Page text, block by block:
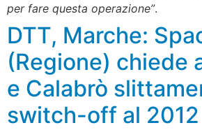
per fare questa operazione”.
DTT, Marche:
(Regione) chiede
e Calabrò
switch-off al 2012